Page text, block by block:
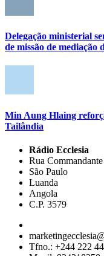
Delegação ministerial
de missão de mediação
Min Aung Hlaing
Tailândia
Rádio Ecclesia
Rua
São Paulo
Luanda
Angola
C.P. 3579
Tfno.: +244 222